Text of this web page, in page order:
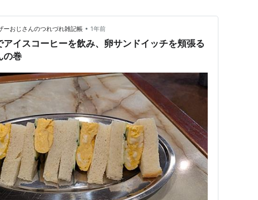
ーおじさんのつれづれ雑記帳 • 1年前
アイスコーヒーを飲み、卵サンドイッチを頬張る
の巻